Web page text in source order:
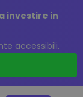
investire in
accessibili.